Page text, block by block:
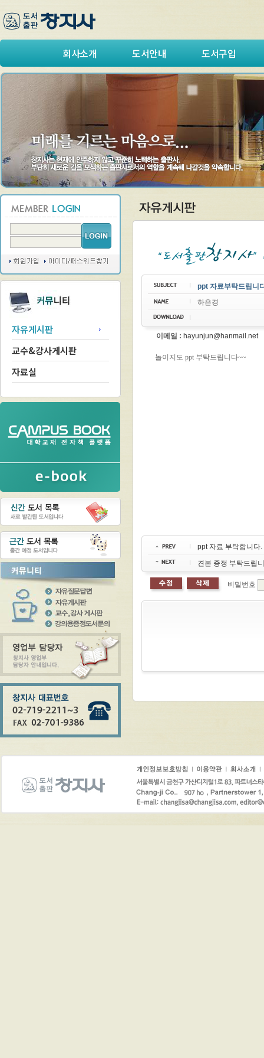
회사소개 도서안내 도서구입
자유게시판
교수&강사게시판
자료실
ppt 자료부탁드립니
하은경
이메일 : hayunjun@hanmail.net
ppt 자료 부탁합니다.
견본 증정 부탁드립
비밀번호